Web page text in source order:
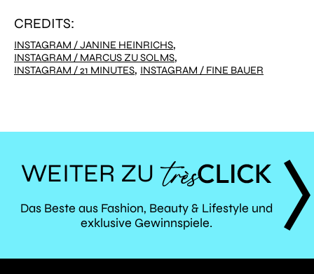
CREDITS:
INSTAGRAM / JANINE HEINRICHS,
INSTAGRAM / MARCUS ZU SOLMS,
INSTAGRAM / 21 MINUTES, INSTAGRAM / FINE BAUER
WEITER ZU
TRÈS
CLICK
Das Beste aus Fashion, Beauty & Lifestyle und
exklusive Gewinnspiele.